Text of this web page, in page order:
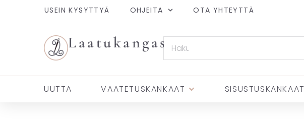
USEIN KYSYTTYÄ OHJEITA OTA YHTEYTTÄ
Laatukangas
UUTTA VAATETUSKANKAAT SISUSTUSKANKAAT